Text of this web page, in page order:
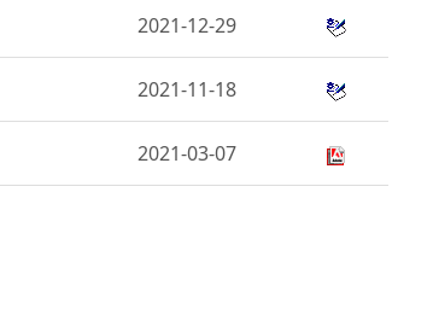
2021-12-29
2021-11-18
2021-03-07